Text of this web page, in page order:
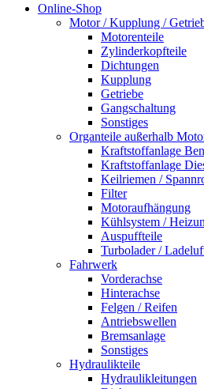
Online-Shop
Motor / Kupplung /
Motorenteile
Zylinderkopfteile
Dichtungen
Kupplung
Getriebe
Gangschaltung
Sonstiges
Organteile außerhalb
Kraftstoffanlage
Kraftstoffanlage
Keilriemen /
Filter
Motoraufhängung
Kühlsystem /
Auspuffteile
Turbolader /
Fahrwerk
Vorderachse
Hinterachse
Felgen / Reifen
Antriebswellen
Bremsanlage
Sonstiges
Hydraulikteile
Hydraulikleitungen